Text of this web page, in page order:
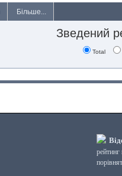
Більше...
Зведений
Total
рейтинг